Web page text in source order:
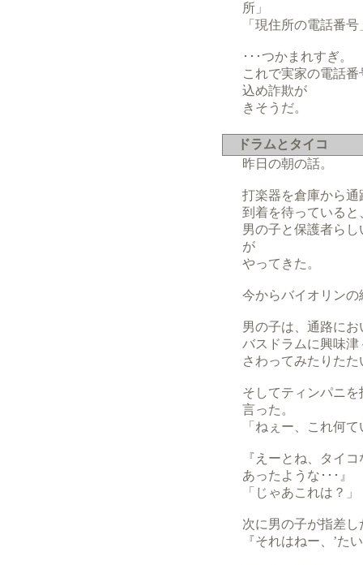
所」
「現住所の電話番
･･･つかまれすぎ。
これで実家の電話
込め詐欺が
きそうだ。
ドラムとタイコ
昨日の朝の話。
打楽器を倉庫から
到着を待っている
男の子と保護者ら
が
やってきた。
今からバイオリンの
男の子は、通路に
バスドラムに興味津
さわってみたりた
そしてティンパニ
言った。
「ねぇー、これ何
『えーとね、タイ
あったような･･･』
「じゃあこれは？」
次に男の子が指差
『それはねー、’た